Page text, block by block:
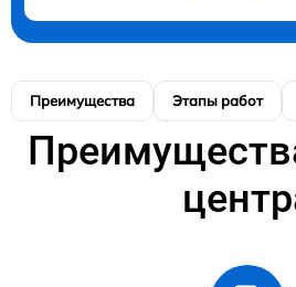
Преимущества Этапы работ